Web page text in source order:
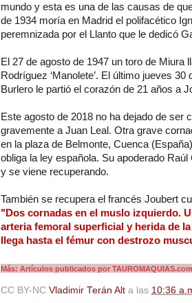
mundo y esta es una de las causas de
de 1934 moría en Madrid el polifacético
peremnizada por el Llanto que le dedicó
El 27 de agosto de 1947 un toro de Miura
Rodríguez ‘Manolete’. El último jueves
Burlero le partió el corazón de 21 años a
Este agosto de 2018 no ha dejado de ser
gravemente a Juan Leal. Otra grave
en la plaza de Belmonte, Cuenca
obliga la ley española. Su apoderado Raúl
y se viene recuperando.
También se recupera el francés Joubert
"Dos cornadas en el muslo izquierdo.
arteria femoral superficial y herida de
llega hasta el fémur con destrozo
Más: Artículos publicados por
CC BY-NC Vladimir Terán Alt a las 10:36